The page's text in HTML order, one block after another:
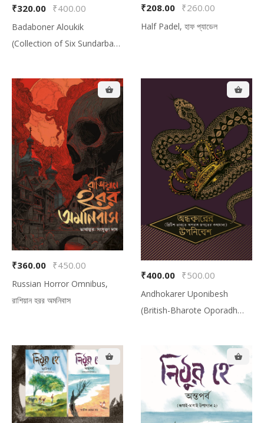
₹320.00 ₹400.00
Badaboner Aloukik
(Collection of Six Sundarban
অলৌকিক (সুন্দরবনের আদিম লোককথা-
ভিত্তিক আখ্যান সংকলন)
₹208.00 ₹260.00
Half Padel, হাফ প্যাডেল
₹360.00 ₹450.00
Russian Horror Omnibus,
রাশিয়ান হরর অমনিবাস
₹400.00 ₹500.00
Andhokarer Uponibesh
(British-Bharote Oporadh
উপনিবেশ (ব্রিটিশ-ভারতে অপরাধ জগতের
কথামালা)
Total Amount: $0.00
Your cart is empty!